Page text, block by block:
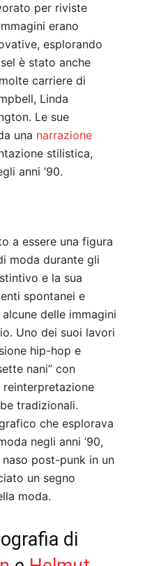
per riviste
erano
esplorando
è stato anche
carriere di
Linda
Le sue
una narrazione
stilistica,
anni ’90.
a essere una figura
moda durante gli
e la sua
spontanei e
delle immagini
Uno dei suoi lavori
hip-hop e
nani” con
tradizionali.
che esplorava
negli anni ’90,
post-punk in un
un segno
moda.
di